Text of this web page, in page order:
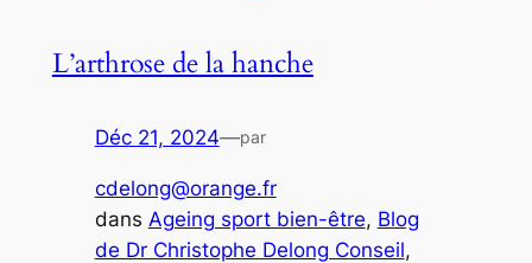
L’arthrose de la hanche
Déc 21, 2024—par
cdelong@orange.fr
dans Ageing sport bien-être, Blog
de Dr Christophe Delong Conseil